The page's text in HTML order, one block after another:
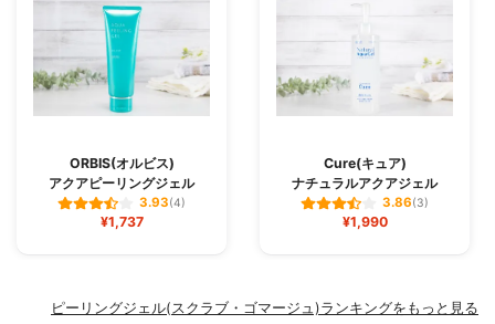
ORBIS(オルビス)
アクアピーリングジェル
3.93(4)
¥1,737
Cure(キュア)
ナチュラルアクアジェル
3.86(3)
¥1,990
ピーリングジェル(スクラブ・ゴマージュ)ランキングをもっと見る